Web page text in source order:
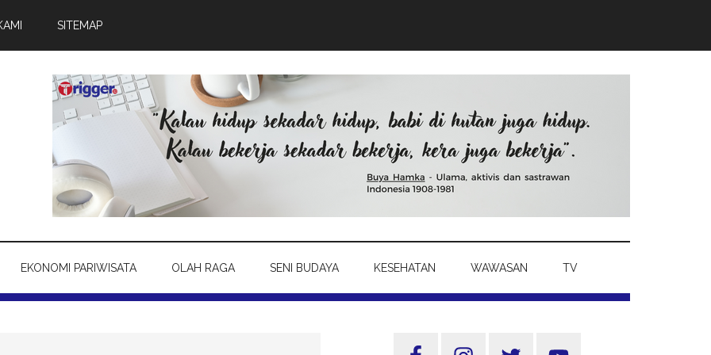
SITEMAP
EKONOMI PARIWISATA OLAH RAGA SENI BUDAYA KESEHATAN WAWASAN TV
Sidebar